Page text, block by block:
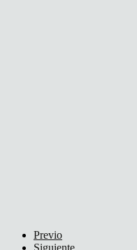
Previo
Siguiente